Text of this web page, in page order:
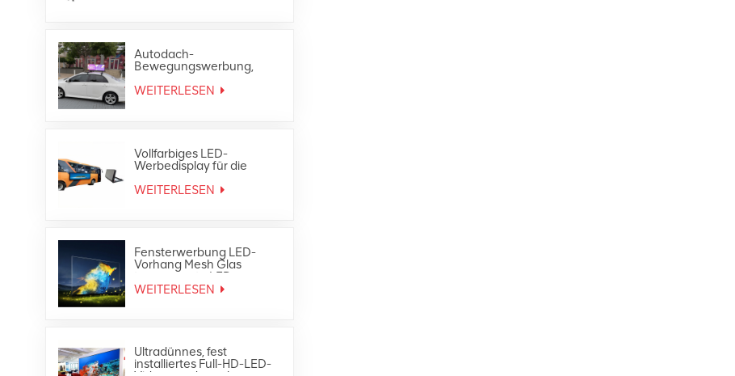
Autodach-
Bewegungswerbung,
wasserdichte, vollfarbige
Taxi-Top-LED-Anzeige für
WEITERLESEN
Vollfarbiges LED-
Werbedisplay für die
Heckscheibe des
Außenbusses
WEITERLESEN
Fensterwerbung LED-
Vorhang Mesh Glas
transparente LED-
Anzeige
WEITERLESEN
Ultradünnes, fest
installiertes Full-HD-LED-